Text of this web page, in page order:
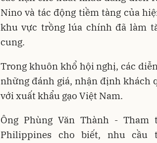
Nino và tác động tiềm tàng của
khu vực trồng lúa chính đã làm
cung.
Trong khuôn khổ hội nghị, các
những đánh giá, nhận định khách
với xuất khẩu gạo Việt Nam.
Ông Phùng Văn Thành -
Philippines cho biết, nhu cầu